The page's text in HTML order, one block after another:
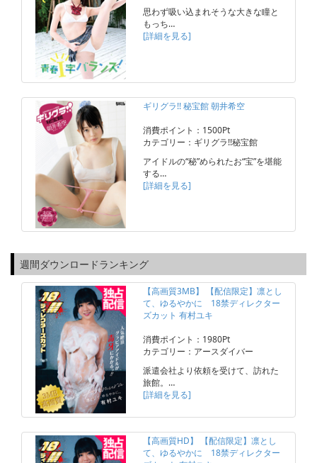
思わず吸い込まれそうな大きな瞳と
もっち…
[詳細を見る]
ギリグラ!! 秘宝館 朝井希空
消費ポイント：1500Pt
カテゴリー：ギリグラ!!秘宝館
アイドルの“秘”められたお“宝”を堪能
する…
[詳細を見る]
週間ダウンロードランキング
【高画質3MB】 【配信限定】凛とし
て、ゆるやかに 18禁ディレクター
ズカット 有村ユキ
消費ポイント：1980Pt
カテゴリー：アースダイバー
派遣会社より依頼を受けて、訪れた
旅館。…
[詳細を見る]
【高画質HD】 【配信限定】凛とし
て、ゆるやかに 18禁ディレクター